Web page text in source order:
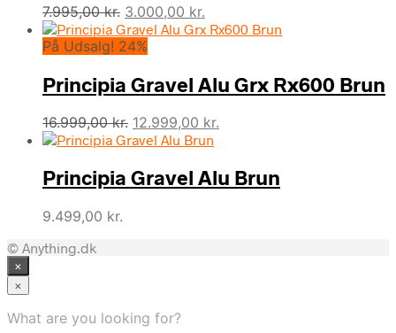
7.995,00kr. Den
oprindelige
pris
7.995,00 kr..
3.000,00 kr.
aktuelle
3.000,00 kr..
På Udsalg! 24%
Principia Gravel Alu Grx Rx600 Brun
16.999,00kr. Den
oprindelige
var:
16.999,00 kr..
12.999,00 kr.
er:
12.999,00 kr..
Principia Gravel Alu Brun
9.499,00 kr.
© Anything.dk
×
×
What are you looking for?